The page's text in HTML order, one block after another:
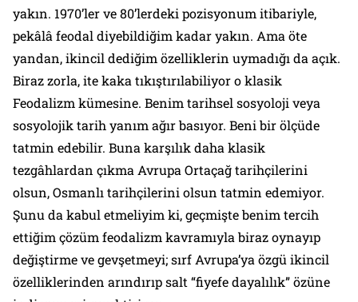
yakın. 1970’ler ve 80’lerdeki pozisyonum itibariyle,
pekâlâ feodal diyebildiğim kadar yakın. Ama öte
yandan, ikincil dediğim özelliklerin uymadığı da açık.
Biraz zorla, ite kaka tıkıştırılabiliyor o klasik
Feodalizm kümesine. Benim tarihsel sosyoloji veya
sosyolojik tarih yanım ağır basıyor. Beni bir ölçüde
tatmin edebilir. Buna karşılık daha klasik
tezgâhlardan çıkma Avrupa Ortaçağ tarihçilerini
olsun, Osmanlı tarihçilerini olsun tatmin edemiyor.
Şunu da kabul etmeliyim ki, geçmişte benim tercih
ettiğim çözüm feodalizm kavramıyla biraz oynayıp
değiştirme ve gevşetmeyi; sırf Avrupa’ya özgü ikincil
özelliklerinden arındırıp salt “fiyefe dayalılık” özüne